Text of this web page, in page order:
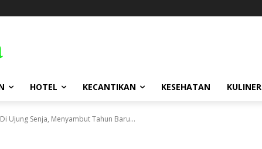
HOTEL KECANTIKAN KESEHATAN KULINER
Ujung Senja, Menyambut Tahun Baru...